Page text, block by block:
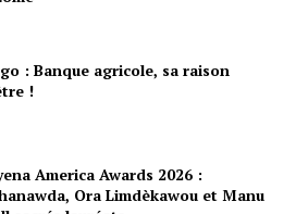
: Banque agricole, sa raison
!
America Awards 2026 :
Ora Limdèkawou et Manu